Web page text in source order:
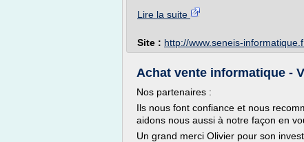
Lire la suite
Site : http://www.seneis-
Achat vente informatique -
Nos partenaires :
Ils nous font confiance et nous
aidons nous aussi à notre façon en
Un grand merci Olivier pour son